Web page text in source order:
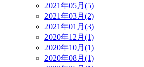
2021年05月(5)
2021年03月(2)
2021年01月(3)
2020年12月(1)
2020年10月(1)
2020年08月(1)